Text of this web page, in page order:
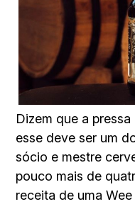
Dizem que a
esse deve ser um
sócio e mestre
pouco mais de
receita de uma